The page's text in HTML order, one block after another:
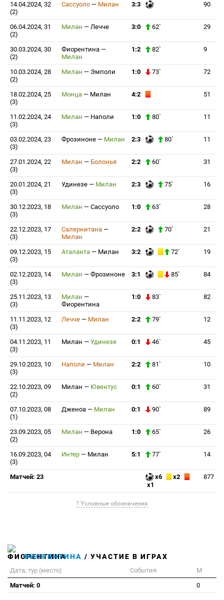
14.04.2024, 32
(2)
Сассуоло — Милан 3:3 90
06.04.2024, 31
(2)
Милан — Лечче 3:0 62` 29
30.03.2024, 30
(2)
Фиорентина —
Милан
1:2 82` 9
10.03.2024, 28
(2)
Милан — Эмполи 1:0 73` 72
18.02.2024, 25
(3)
Монца — Милан 4:2 51
11.02.2024, 24
(3)
Милан — Наполи 1:0 80` 11
03.02.2024, 23
(3)
Фрозиноне — Милан 2:3 80` 11
27.01.2024, 22
(3)
Милан — Болонья 2:2 60` 31
20.01.2024, 21
(3)
Удинезе — Милан 2:3 75` 16
30.12.2023, 18
(3)
Милан — Сассуоло 1:0 63` 28
22.12.2023, 17
(3)
Салернитана —
Милан
2:2 70` 21
09.12.2023, 15
(3)
Аталанта — Милан 3:2 72` 19
02.12.2023, 14
(3)
Милан — Фрозиноне 3:1 85` 84
25.11.2023, 13
(3)
Милан —
Фиорентина
1:0 83` 82
11.11.2023, 12
(3)
Лечче — Милан 2:2 79` 12
04.11.2023, 11
(3)
Милан — Удинезе 0:1 46` 45
29.10.2023, 10
(3)
Наполи — Милан 2:2 81` 10
22.10.2023, 09
(2)
Милан — Ювентус 0:1 60` 31
07.10.2023, 08
(1)
Дженоа — Милан 0:1 90` 89
23.09.2023, 05
(2)
Милан — Верона 1:0 65` 26
16.09.2023, 04
(3)
Интер — Милан 5:1 77` 14
Матчей: 23 x6
x2
x1
877
? Условные обозначения
ФИОРЕНТИНА / УЧАСТИЕ В ИГРАХ
Дата, тур (место) События
М
Матчей: 0
0